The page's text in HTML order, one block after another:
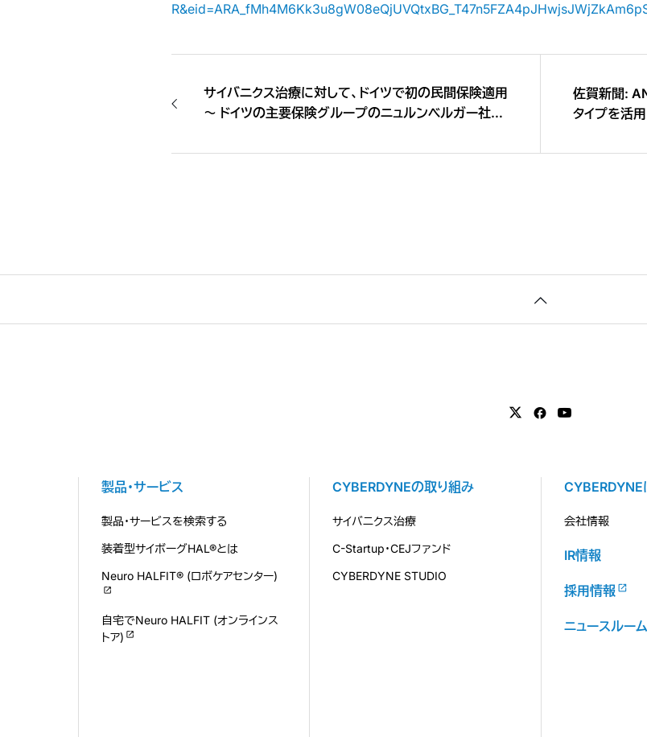
サイバニクス治療に対して、ドイツで初の民間保険適用
〜 ドイツの主要保険グループのニュルンベルガー社と
佐賀新聞:
タイプを活用
製品・サービス
製品・サービスを検索する
装着型サイボーグHAL®とは
Neuro HALFIT® (ロボケアセンター)
自宅でNeuro HALFIT (オンラインス
トア)
CYBERDYNEの取り組み
サイバニクス治療
C-Startup・CEJファンド
CYBERDYNE STUDIO
CYBERDYNE
会社情報
IR情報
採用情報
ニュースルーム